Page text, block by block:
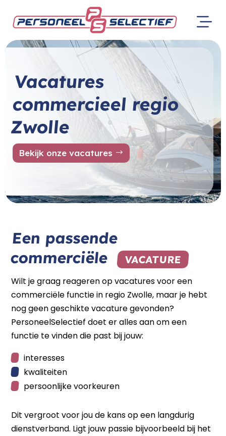
Vacatures
commercieel regio
Zwolle
Bekijk onze vacatures
Een passende
commerciële VACATURE
Wilt je graag reageren op vacatures voor een
commerciële functie in regio Zwolle, maar je hebt
nog geen geschikte vacature gevonden?
PersoneelSelectief doet er alles aan om een
functie te vinden die past bij jouw:
interesses
kwaliteiten
persoonlijke voorkeuren
Dit vergroot voor jou de kans op een langdurig
dienstverband. Ligt jouw passie bijvoorbeeld bij het